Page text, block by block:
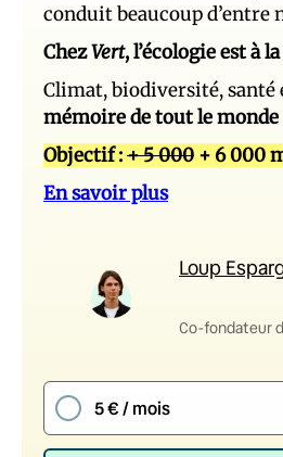
conduit beaucoup d’entre
ChezVert, l’écologie est à
Climat, biodiversité,
mémoire de tout le
Objectif :+ 5 000 + 6 000
En savoir plus
Loup
Co-fondateur
5 € / mois